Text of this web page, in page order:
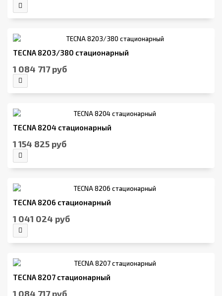
TECNA 8203/380 стационарный
1 084 717 руб
TECNA 8204 стационарный
1 154 825 руб
TECNA 8206 стационарный
1 041 024 руб
TECNA 8207 стационарный
1 084 717 руб